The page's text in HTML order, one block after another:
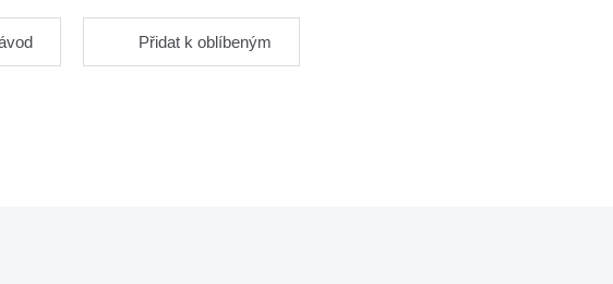
Přidat k oblíbeným